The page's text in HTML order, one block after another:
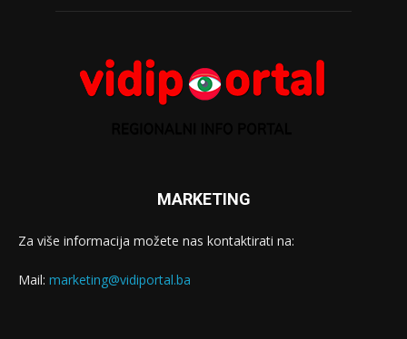
MARKETING
Za više informacija možete nas kontaktirati na:
Mail: marketing@vidiportal.ba